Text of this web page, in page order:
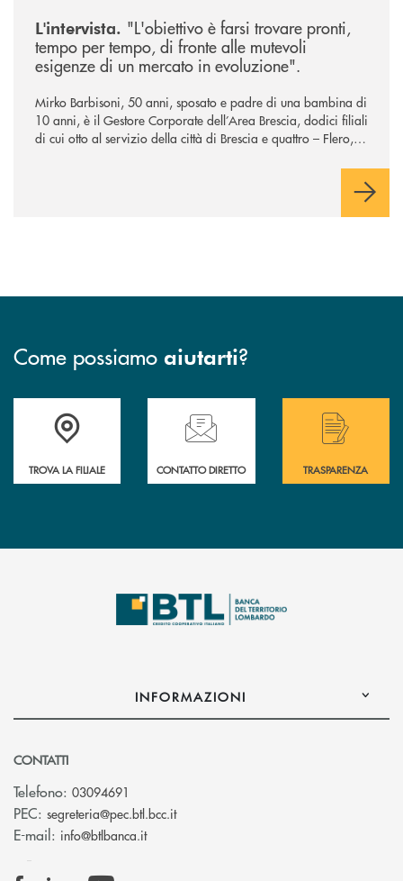
L'intervista. "L'obiettivo è farsi trovare pronti,
tempo per tempo, di fronte alle mutevoli
esigenze di un mercato in evoluzione".
Mirko Barbisoni, 50 anni, sposato e padre di una bambina di
10 anni, è il Gestore Corporate dell’Area Brescia, dodici filiali
di cui otto al servizio della città di Brescia e quattro – Flero,
Come possiamo aiutarti?
Accedi all' elenco completo delle filiali .
TROVA LA FILIALE
Hai bisogno di assistenza immediata?
CONTATTO DIRETTO
Hai bisogno di
TRASPARENZA
INFORMAZIONI
CONTATTI
Telefono: 03094691
PEC: segreteria@pec.btl.bcc.it(si apre l’app di posta elettronica)
E-mail: info@btlbanca.it(si apre l’app di posta elettronica)